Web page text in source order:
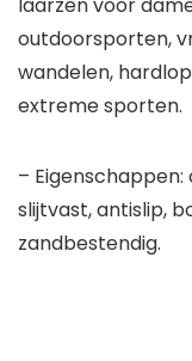
laarzen voor
outdoorsporten,
wandelen,
extreme sporten.
–
slijtvast, antislip,
zandbestendig.